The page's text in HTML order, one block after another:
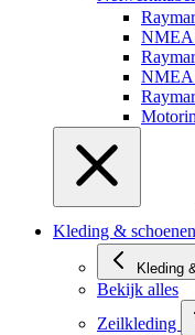
NMEA
NMEA
Kleding & schoenen
Kleding
Bekijk alles
Zeilkleding